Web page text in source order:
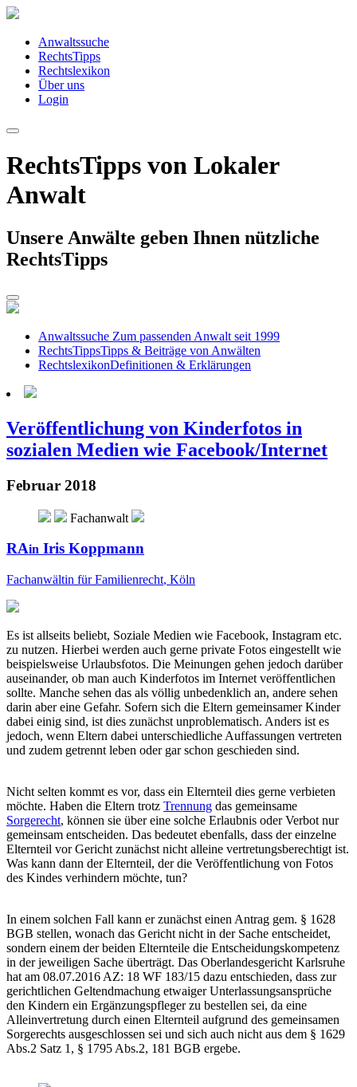
Anwaltssuche
RechtsTipps
Rechtslexikon
Über uns
Login
RechtsTipps von Lokaler
Anwalt
Unsere Anwälte geben Ihnen nützliche
RechtsTipps
Anwaltssuche Zum passenden Anwalt seit 1999
RechtsTippsTipps & Beiträge von Anwälten
RechtslexikonDefinitionen & Erklärungen
Veröffentlichung von Kinderfotos in
sozialen Medien wie Facebook/Internet
Februar 2018
Fachanwalt
RAin Iris Koppmann
Fachanwältin für Familienrecht, Köln
Es ist allseits beliebt, Soziale Medien wie Facebook, Instagram etc.
zu nutzen. Hierbei werden auch gerne private Fotos eingestellt wie
beispielsweise Urlaubsfotos. Die Meinungen gehen jedoch darüber
auseinander, ob man auch Kinderfotos im Internet veröffentlichen
sollte. Manche sehen das als völlig unbedenklich an, andere sehen
darin aber eine Gefahr. Sofern sich die Eltern gemeinsamer Kinder
dabei einig sind, ist dies zunächst unproblematisch. Anders ist es
jedoch, wenn Eltern dabei unterschiedliche Auffassungen vertreten
und zudem getrennt leben oder gar schon geschieden sind.
Nicht selten kommt es vor, dass ein Elternteil dies gerne verbieten
möchte. Haben die Eltern trotz Trennung das gemeinsame
Sorgerecht, können sie über eine solche Erlaubnis oder Verbot nur
gemeinsam entscheiden. Das bedeutet ebenfalls, dass der einzelne
Elternteil vor Gericht zunächst nicht alleine vertretungsberechtigt ist.
Was kann dann der Elternteil, der die Veröffentlichung von Fotos
des Kindes verhindern möchte, tun?
In einem solchen Fall kann er zunächst einen Antrag gem. § 1628
BGB stellen, wonach das Gericht nicht in der Sache entscheidet,
sondern einem der beiden Elternteile die Entscheidungskompetenz
in der jeweiligen Sache überträgt. Das Oberlandesgericht Karlsruhe
hat am 08.07.2016 AZ: 18 WF 183/15 dazu entschieden, dass zur
gerichtlichen Geltendmachung etwaiger Unterlassungsansprüche
den Kindern ein Ergänzungspfleger zu bestellen sei, da eine
Alleinvertretung durch einen Elternteil aufgrund des gemeinsamen
Sorgerechts ausgeschlossen sei und sich auch nicht aus dem § 1629
Abs.2 Satz 1, § 1795 Abs.2, 181 BGB ergebe.